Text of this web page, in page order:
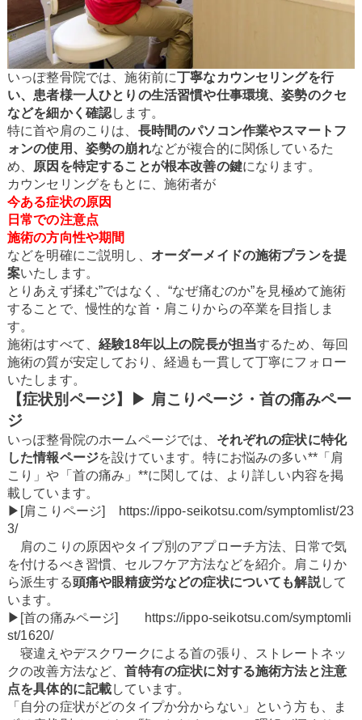
いっぽ整骨院では、施術前に丁寧なカウンセリングを行
い、患者様一人ひとりの生活習慣や仕事環境、姿勢のクセ
などを細かく確認します。
特に首や肩のこりは、 長時間のパソコン作業やスマートフ
ォンの使用、姿勢の崩れなどが複合的に関係しているた
め、 原因を特定することが根本改善の鍵になります。
カウンセリングをもとに、施術者が
今ある症状の原因
日常での注意点
施術の方向性や期間
などを明確にご説明し、 オーダーメイドの施術プランを提
案いたします。
とりあえず揉む”ではなく、“なぜ痛むのか”を見極めて施術
することで、慢性的な首・肩こりからの卒業を目指しま
す。
施術はすべて、経験18年以上の院長が担当するため、毎回
施術の質が安定しており、経過も一貫して丁寧にフォロー
いたします。
【症状別ページ】▶ 肩こりページ・首の痛みペー
ジ
いっぽ整骨院のホームページでは、 それぞれの症状に特化
した情報ページを設けています。特にお悩みの多い**「肩
こり」や「首の痛み」**に関しては、より詳しい内容を掲
載しています。
▶[肩こりページ]
https://ippo-seikotsu.com/symptomlist/23
3/
肩のこりの原因やタイプ別のアプローチ方法、日常で気
を付けるべき習慣、セルフケア方法などを紹介。肩こりか
ら派生する頭痛や眼精疲労などの症状についても解説して
います。
▶[首の痛みページ]
https://ippo-seikotsu.com/symptomli
st/1620/
寝違えやデスクワークによる首の張り、ストレートネッ
クの改善方法など、首特有の症状に対する施術方法と注意
点を具体的に記載しています。
「自分の症状がどのタイプか分からない」という方も、ま